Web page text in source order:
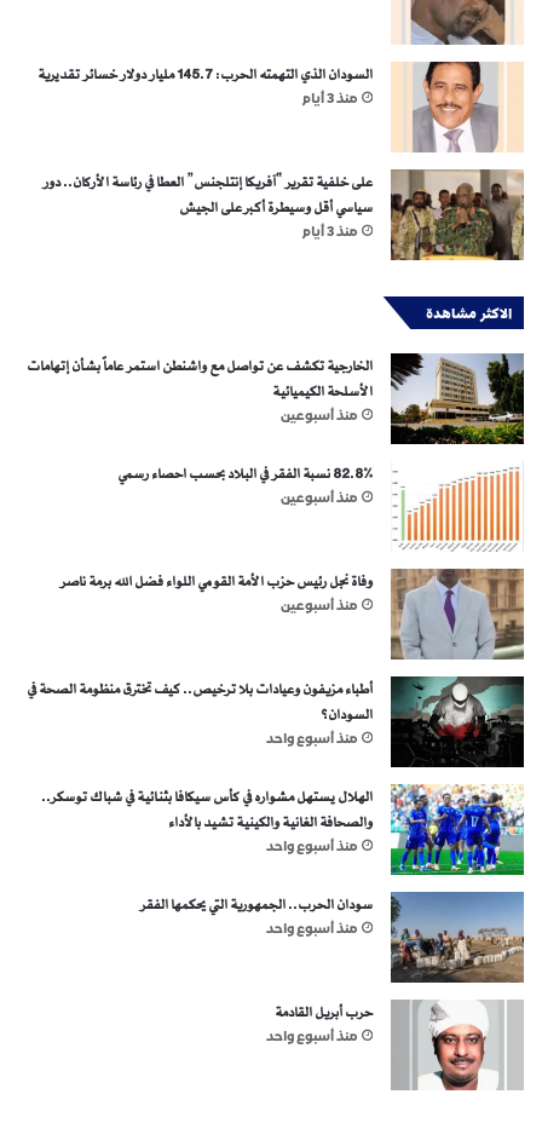
السودان الذي التهمته الحرب: 145.7 مليار دولار خسائر تقديرية
منذ 3 أيام
على خلفية تقرير “آفريكا إنتلجنس” العطا في رئاسة الأركان.. دور
سياسي أقل وسيطرة أكبر على الجيش
منذ 3 أيام
الاكثر مشاهدة
الخارجية تكشف عن تواصل مع واشنطن استمر عاماً بشأن إتهامات
الأسلحة الكيميائية
منذ أسبوعين
82.8% نسبة الفقر في البلاد بحسب احصاء رسمي
منذ أسبوعين
وفاة نجل رئيس حزب الأمة القومي اللواء فضل الله برمة ناصر
منذ أسبوعين
أطباء مزيفون وعيادات بلا ترخيص.. كيف تخترق منظومة الصحة في
السودان؟
منذ أسبوع واحد
الهلال يستهل مشواره في كأس سيكافا بثنائية في شباك توسكر..
والصحافة الغانية والكينية تشيد بالأداء
منذ أسبوع واحد
سودان الحرب.. الجمهورية التي يحكمها الفقر
منذ أسبوع واحد
حرب أبريل القادمة
منذ أسبوع واحد